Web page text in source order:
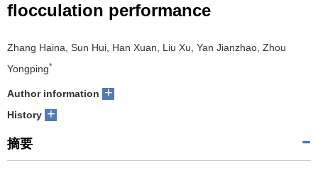
flocculation performance
Zhang Haina, Sun Hui, Han Xuan, Liu Xu, Yan Jianzhao, Zhou
Yongping*
Author information +
History +
摘要